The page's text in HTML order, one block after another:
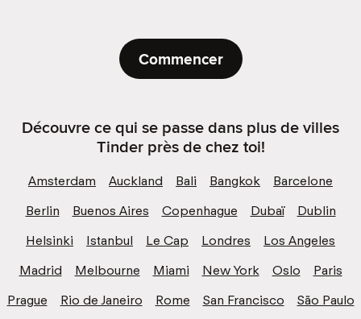
Commencer
Découvre ce qui se passe dans plus de villes
Tinder près de chez toi!
Amsterdam Auckland Bali Bangkok
Barcelone
Berlin
Buenos Aires Copenhague Dubaï
Dublin
Helsinki
Istanbul Le Cap Londres
Los Angeles
Madrid
Melbourne Miami New York Oslo
Paris
Prague
Rio de Janeiro Rome San Francisco
São Paulo